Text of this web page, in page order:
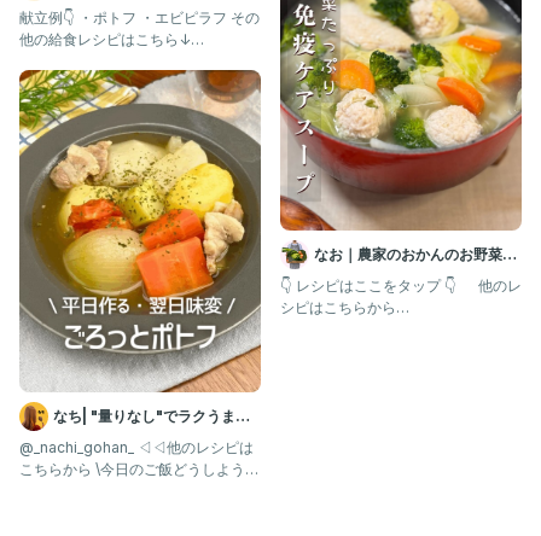
食レシピ
献立例👇 ・ポトフ ・エビピラフ その
他の給食レシピはこちら↓
なち| "量りなし"でラクうまご
はん
@_nachi_gohan_ ◁◁他のレシピは
こちらから \今日のご飯どうしよう？
なお｜農家のおかんのお野菜レ
シピ
👇 レシピはここをタップ 👇 他のレ
シピはこちらから